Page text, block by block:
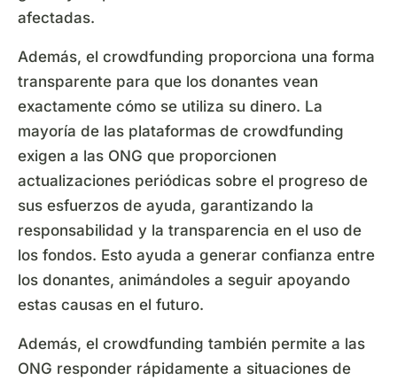
afectadas.
Además, el crowdfunding proporciona una forma
transparente para que los donantes vean
exactamente cómo se utiliza su dinero. La
mayoría de las plataformas de crowdfunding
exigen a las ONG que proporcionen
actualizaciones periódicas sobre el progreso de
sus esfuerzos de ayuda, garantizando la
responsabilidad y la transparencia en el uso de
los fondos. Esto ayuda a generar confianza entre
los donantes, animándoles a seguir apoyando
estas causas en el futuro.
Además, el crowdfunding también permite a las
ONG responder rápidamente a situaciones de